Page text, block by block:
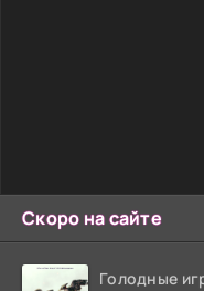
Скоро на сайте
Голодные